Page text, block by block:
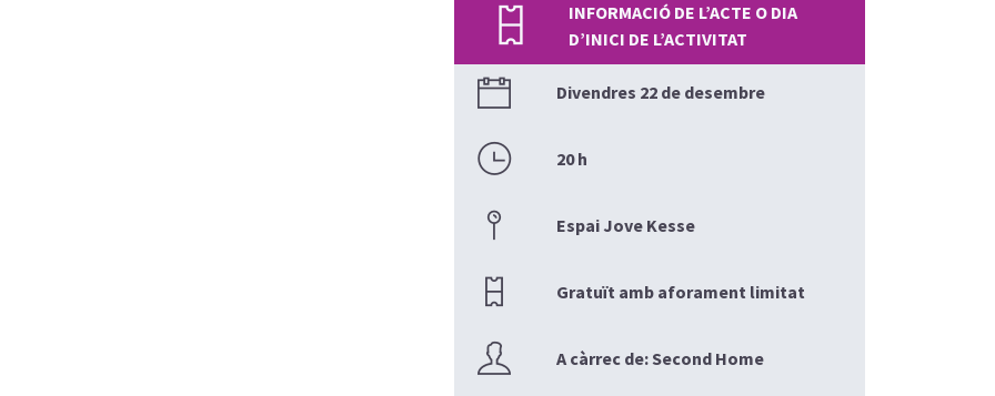
INFORMACIÓ DE L’ACTE O DIA
D’INICI DE L’ACTIVITAT
Divendres 22 de desembre
20 h
Espai Jove Kesse
Gratuït amb aforament limitat
A càrrec de: Second Home